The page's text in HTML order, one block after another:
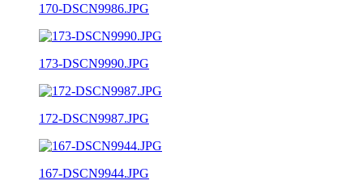
170-DSCN9986.JPG
173-DSCN9990.JPG
172-DSCN9987.JPG
167-DSCN9944.JPG